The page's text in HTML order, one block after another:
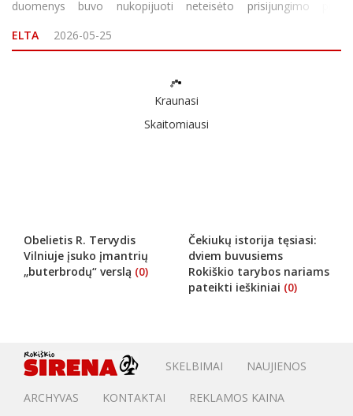
duomenys buvo nukopijuoti neteisėto prisijungimo prie
žmonių dėl šio incidento. Fa
ELTA 2026-05-25
Kraunasi
„Delfi“ iniciatyva „Saugu“ lankysis Utenoje:
Utenoje lankysis gerai žinoma „Delfi“ žurnalist
ELTA
2026-04-29
Afrikinio kiaulių maro žemėlapis plečiasi:
Pirmąjį metų ketvirtį Lietuvoje fiksuotas stipriai išaugęs afrikinio
kiaulių maro (AKM) atvejų šernų populiacijoje skaičius. Iš viso
šiemet 22 savivaldybėse patvirtinti 939 užsikrėtimo šia liga